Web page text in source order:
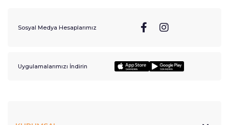
Sosyal Medya Hesaplarımız
Uygulamalarımızı İndirin